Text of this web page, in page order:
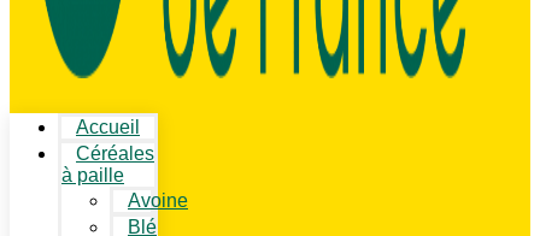
Accueil
Céréales
à paille
Avoine
Blé